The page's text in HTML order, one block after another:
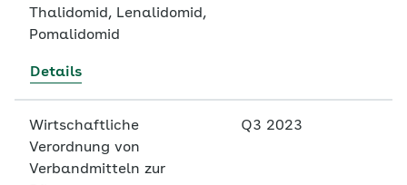
Thalidomid, Lenalidomid,
Pomalidomid
Details
Wirtschaftliche
Verordnung von
Verbandmitteln zur
Q3 2023